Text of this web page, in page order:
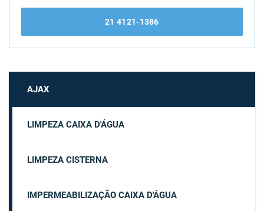
21 4121-1386
AJAX
LIMPEZA CAIXA D'ÁGUA
LIMPEZA CISTERNA
IMPERMEABILIZAÇÃO CAIXA D'ÁGUA